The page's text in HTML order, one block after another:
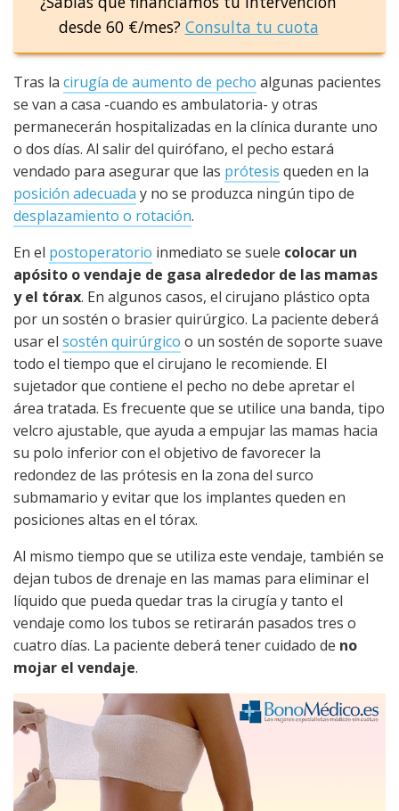
desde 60 €/mes? Consulta tu cuota
Tras la cirugía de aumento de pecho algunas pacientes
se van a casa -cuando es ambulatoria- y otras
permanecerán hospitalizadas en la clínica durante uno
o dos días. Al salir del quirófano, el pecho estará
vendado para asegurar que las prótesis queden en la
posición adecuada y no se produzca ningún tipo de
desplazamiento o rotación.
En el postoperatorio inmediato se suele colocar un
apósito o vendaje de gasa alrededor de las mamas
y el tórax. En algunos casos, el cirujano plástico opta
por un sostén o brasier quirúrgico. La paciente deberá
usar el sostén quirúrgico o un sostén de soporte suave
todo el tiempo que el cirujano le recomiende. El
sujetador que contiene el pecho no debe apretar el
área tratada. Es frecuente que se utilice una banda, tipo
velcro ajustable, que ayuda a empujar las mamas hacia
su polo inferior con el objetivo de favorecer la
redondez de las prótesis en la zona del surco
submamario y evitar que los implantes queden en
posiciones altas en el tórax.
Al mismo tiempo que se utiliza este vendaje, también se
dejan tubos de drenaje en las mamas para eliminar el
líquido que pueda quedar tras la cirugía y tanto el
vendaje como los tubos se retirarán pasados tres o
cuatro días. La paciente deberá tener cuidado de no
mojar el vendaje.